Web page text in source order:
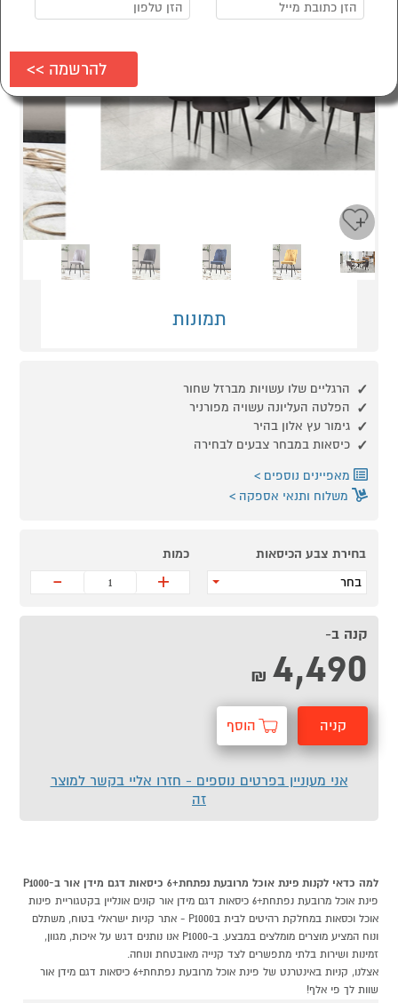
תמונות
הרגליים שלו עשויות מברזל שחור
הפלטה העליונה עשויה מפורניר
גימור עץ אלון בהיר
כיסאות במבחר צבעים לבחירה
מאפיינים נוספים
משלוח ותנאי אספקה
בחירת צבע הכיסאות
בחר
כמות
+
-
קנה ב-
4,490
₪
קניה הוסף
אני מעוניין בפרטים נוספים - חזרו אליי בקשר למוצר
זה
למה כדאי לקנות פינת אוכל מרובעת נפתחת+6 כיסאות דגם מידן אור ב-P1000
פינת אוכל מרובעת נפתחת+6 כיסאות דגם מידן אור קונים אונליין בקטגוריית פינות
אוכל וכסאות במחלקת רהיטים לבית בP1000 - אתר קניות ישראלי בטוח, משתלם
ונוח המציע מוצרים מומלצים במבצע. ב-P1000 אנו נותנים דגש על איכות, מגוון,
זמינות ושירות בלתי מתפשרים לצד קנייה מאובטחת ונוחה.
אצלנו, קניות באינטרנט של פינת אוכל מרובעת נפתחת+6 כיסאות דגם מידן אור
שוות לך פי אלף!